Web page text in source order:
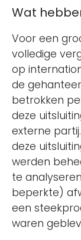
Wat
Voor een
volledige
op
de
betrokken
deze
externe
deze
werden
te
beperkte)
een
waren